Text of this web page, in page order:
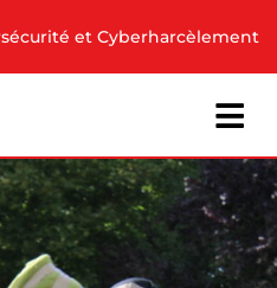
et Cyberharcèlement /